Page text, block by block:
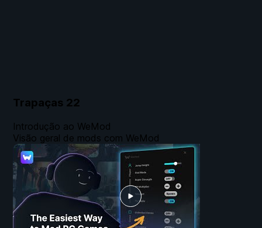
Trapaças 22
Introdução ao WeMod
Visão geral de mods com WeMod